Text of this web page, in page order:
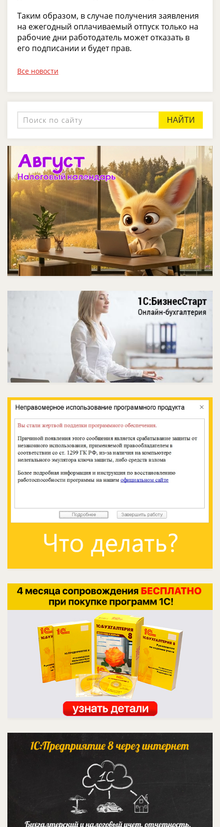
Таким образом, в случае получения заявления
на ежегодный оплачиваемый отпуск только на
рабочие дни работодатель может отказать в
его подписании и будет прав.
Все новости
НАЙТИ